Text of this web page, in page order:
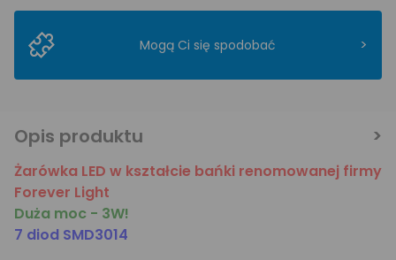
Mogą Ci się spodobać >
Opis produktu
Żarówka LED w kształcie bańki renomowanej firmy
Forever Light
Duża moc - 3W!
7 diod SMD3014